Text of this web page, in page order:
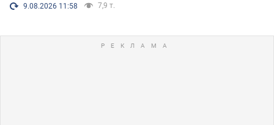
9.08.2026 11:58 7,9 т.